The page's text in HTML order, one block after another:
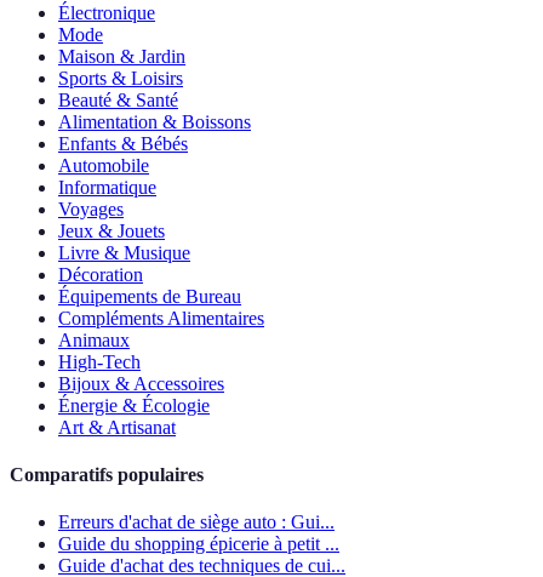
Électronique
Mode
Maison & Jardin
Sports & Loisirs
Beauté & Santé
Alimentation & Boissons
Enfants & Bébés
Automobile
Informatique
Voyages
Jeux & Jouets
Livre & Musique
Décoration
Équipements de Bureau
Compléments Alimentaires
Animaux
High-Tech
Bijoux & Accessoires
Énergie & Écologie
Art & Artisanat
Comparatifs populaires
Erreurs d'achat de siège auto : Gui...
Guide du shopping épicerie à petit ...
Guide d'achat des techniques de cui...